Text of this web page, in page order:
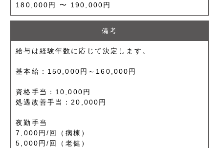
180,000円 〜 190,000円
備考
給与は経験年数に応じて決定します。
基本給：150,000円～160,000円
資格手当：10,000円
処遇改善手当：20,000円
夜勤手当
7,000円/回（病棟）
5,000円/回（老健）